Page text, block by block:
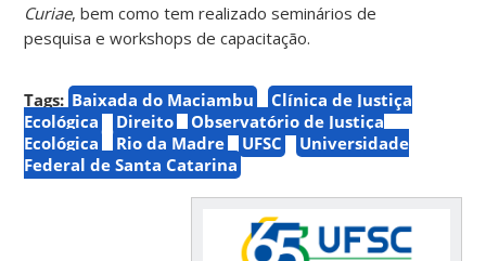
Curiae, bem como tem realizado seminários de
pesquisa e workshops de capacitação.
Tags: Baixada do Maciambu
Clínica de Justiça
Ecológica
Direito
Observatório de Justiça
Ecológica
Rio da Madre UFSC
Universidade
Federal de Santa Catarina